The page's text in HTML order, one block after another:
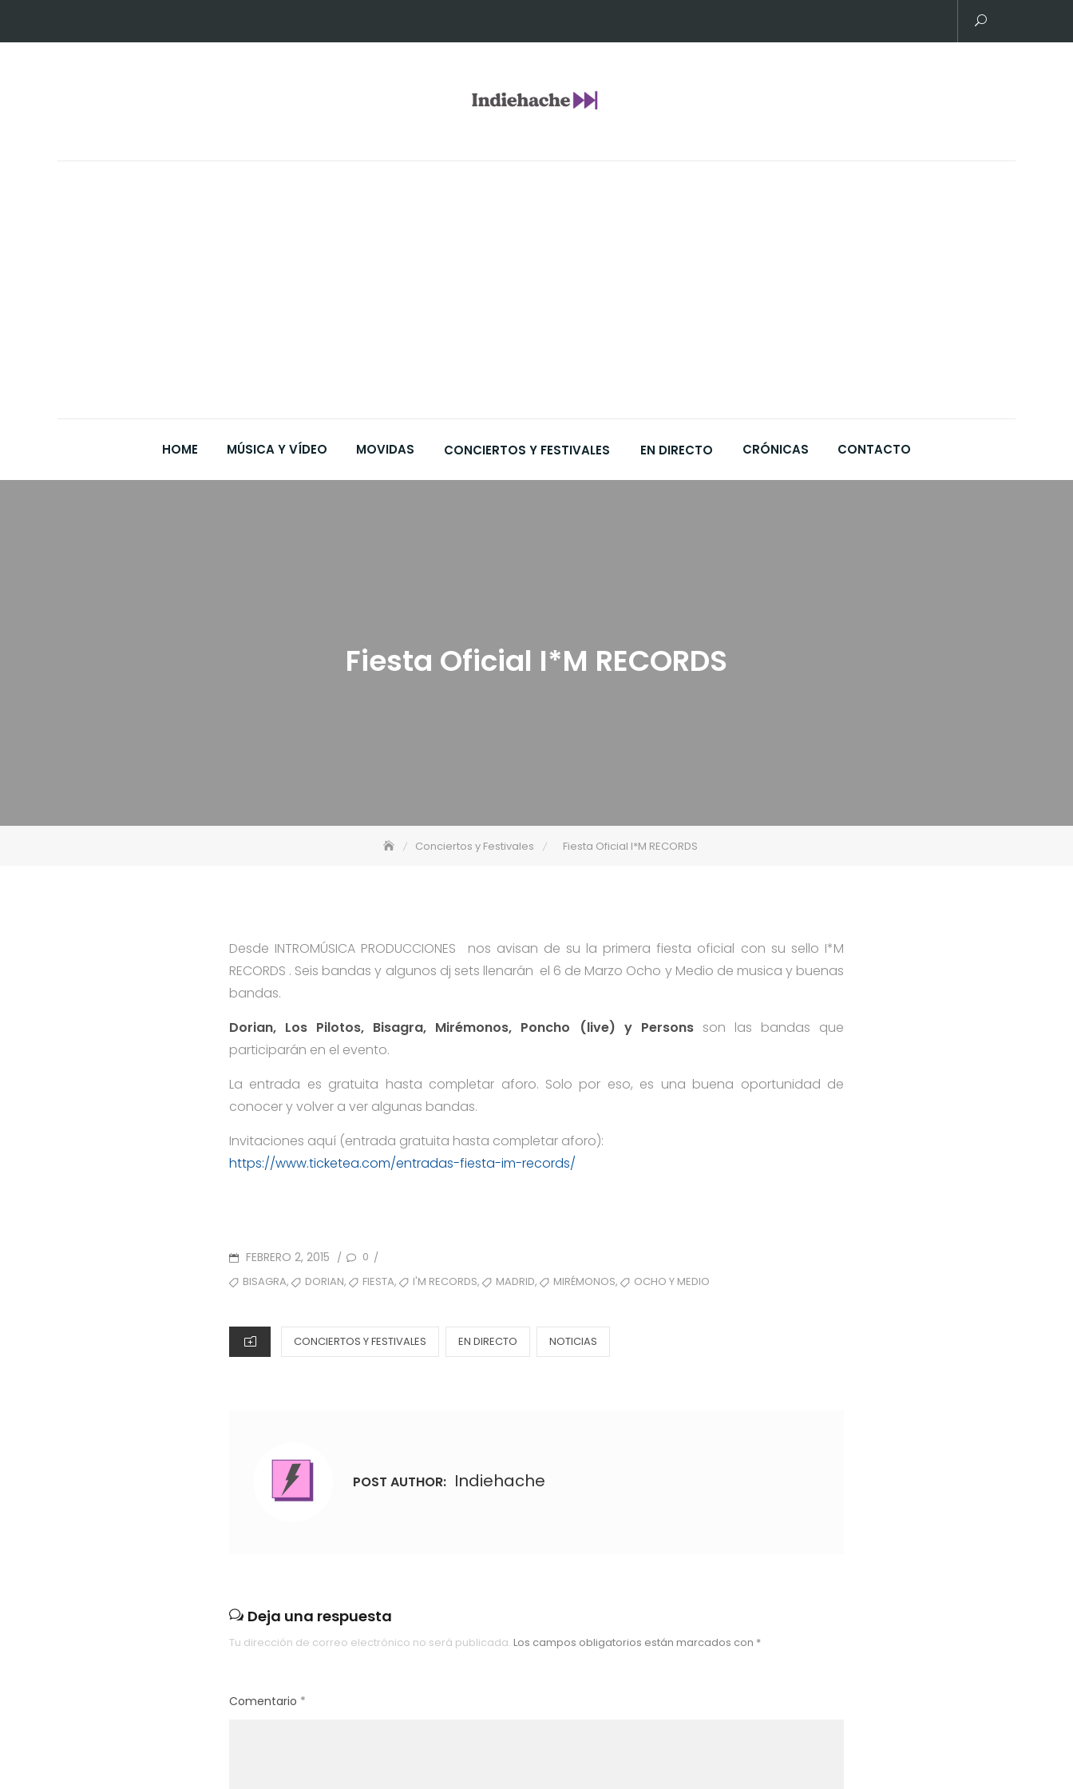
HOME MÚSICA Y VÍDEO MOVIDAS CONCIERTOS Y FESTIVALES EN DIRECTO CRÓNICAS CONTACTO
Fiesta Oficial I*M RECORDS
Conciertos y Festivales Fiesta Oficial I*M RECORDS
Desde INTROMÚSICA PRODUCCIONES nos avisan de su la primera fiesta oficial con su sello I*M
RECORDS . Seis bandas y algunos dj sets llenarán el 6 de Marzo Ocho y Medio de musica y buenas
bandas.
Dorian, Los Pilotos, Bisagra, Mirémonos, Poncho (live) y Personsson las bandas que
participarán en el evento.
La entrada es gratuita hasta completar aforo. Solo por eso, es una buena oportunidad de
conocer y volver a ver algunas bandas.
Invitaciones aquí (entrada gratuita hasta completar aforo):
https://www.ticketea.com/entradas-fiesta-im-records/
POSTED
ON
FEBRERO 2, 2015 / 0 /
TAGSBISAGRA, DORIAN, FIESTA, I'M RECORDS, MADRID, MIRÉMONOS, OCHO Y MEDIO
CATEGORIES
CONCIERTOS Y FESTIVALES EN DIRECTO NOTICIAS
POST AUTHOR: Indiehache
Deja una respuesta
Tu dirección de correo electrónico no será publicada. Los campos obligatorios están marcados con *
Comentario *